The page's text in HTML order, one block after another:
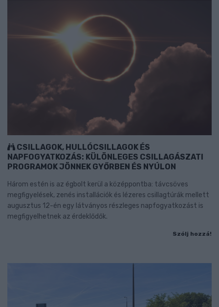
CSILLAGOK, HULLÓCSILLAGOK ÉS
NAPFOGYATKOZÁS: KÜLÖNLEGES CSILLAGÁSZATI
PROGRAMOK JÖNNEK GYŐRBEN ÉS NYÚLON
Három estén is az égbolt kerül a középpontba: távcsöves
megfigyelések, zenés installációk és lézeres csillagtúrák mellett
augusztus 12-én egy látványos részleges napfogyatkozást is
megfigyelhetnek az érdeklődők.
Szólj hozzá!